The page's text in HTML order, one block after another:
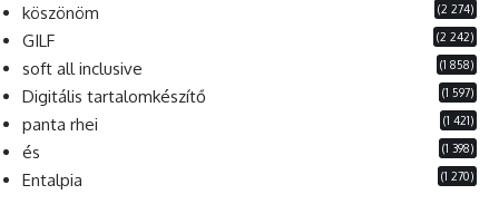
köszönöm (2 274)
GILF (2 242)
soft all inclusive (1 858)
Digitális tartalomkészítő (1 597)
panta rhei (1 421)
és (1 398)
Entalpia (1 270)